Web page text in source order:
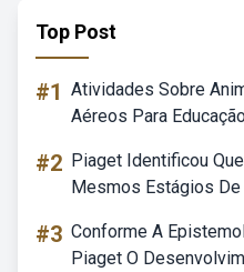
Top Post
#1 Atividades Sobre
Aéreos Para
#2 Piaget Identificou
Mesmos Estágios
#3 Conforme A
Piaget O